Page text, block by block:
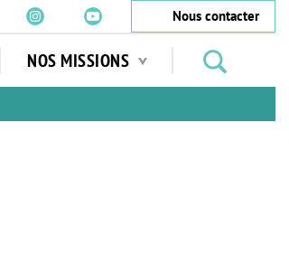
Nous contacter
NOS MISSIONS
jardins